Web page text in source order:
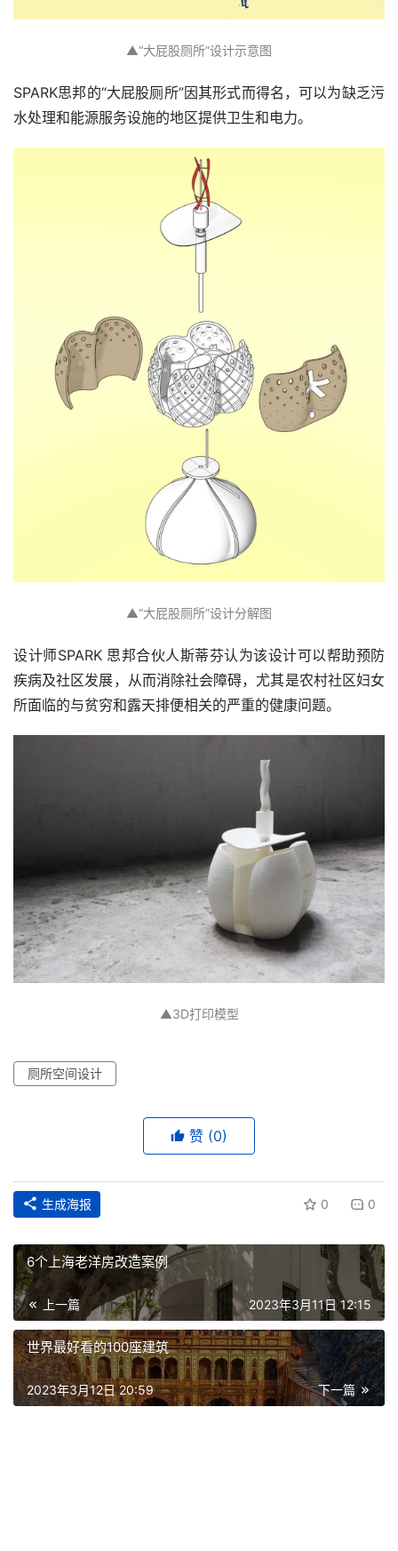
▲“大屁股厕所”设计示意图
SPARK思邦的“大屁股厕所”因其形式而得名，可以为缺乏污
水处理和能源服务设施的地区提供卫生和电力。
▲“大屁股厕所”设计分解图
设计师SPARK 思邦合伙人斯蒂芬认为该设计可以帮助预防
疾病及社区发展，从而消除社会障碍，尤其是农村社区妇女
所面临的与贫穷和露天排便相关的严重的健康问题。
▲3D打印模型
厕所空间设计
赞 (0)
生成海报 0 0
6个上海老洋房改造案例
上一篇 2023年3月11日 12:15
世界最好看的100座建筑
下一篇
2023年3月12日 20:59